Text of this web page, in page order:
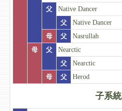
父
Native Dancer
父
Native Dancer
母
父
Nasrullah
母
父
Nearctic
父
Nearctic
母
父 Herod
子系統